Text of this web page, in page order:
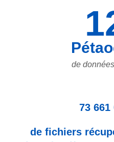
de
73 661
de fichiers